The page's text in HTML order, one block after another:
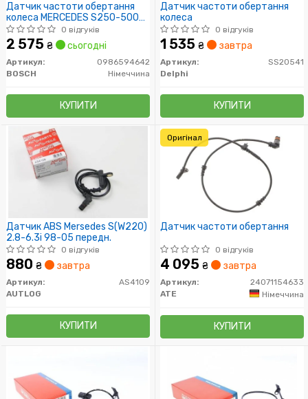
Датчик частоти обертання
колеса MERCEDES S250-500
4Matic W221 \'\'F \'\'08-13
0 відгуків
2 575 ₴ сьогодні
Артикул:
0986594642
BOSCH
Німеччина
КУПИТИ
Датчик частоти обертання
колеса
0 відгуків
1 535 ₴ завтра
Артикул:
SS20541
Delphi
КУПИТИ
Датчик ABS Mersedes S(W220)
2.8-6.3i 98-05 передн.
0 відгуків
880 ₴ завтра
Артикул:
AS4109
AUTLOG
КУПИТИ
Датчик частоти обертання
0 відгуків
4 095 ₴ завтра
Артикул:
24071154633
ATE
Німеччина
КУПИТИ
Оригінал